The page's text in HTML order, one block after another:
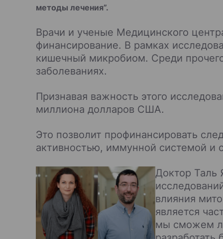
методы лечения”.
Врачи и ученые Медицинского
финансирование. В рамках
кишечный микробиом. Среди
заболеваниях.
Признавая важность этого
миллиона долларов США.
Это позволит профинансировать
активностью, иммунной системой и
Доктор Таль
влияния
является
мы сможем